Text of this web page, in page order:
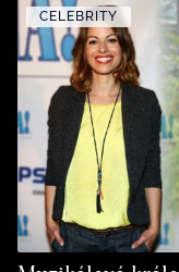
CELEBRITY